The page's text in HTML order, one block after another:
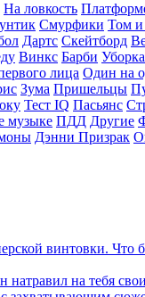
На ловкость
Смурфики Том
Дартс Скейтборд
Винкс Барби Уборка
лица Один на
Зума Пришельцы
Тест IQ Пасьянс
музыке ПДД Другие
Дэнни Призрак